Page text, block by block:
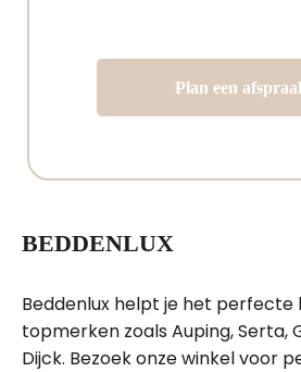
Plan een
BEDDENLUX
Beddenlux helpt je het perfecte
topmerken zoals Auping,Serta,
Dijck. Bezoek onze winkel voor